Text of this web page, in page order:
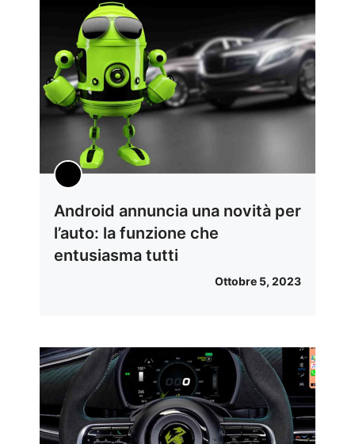
Android annuncia una novità per
l’auto: la funzione che
entusiasma tutti
Ottobre 5, 2023